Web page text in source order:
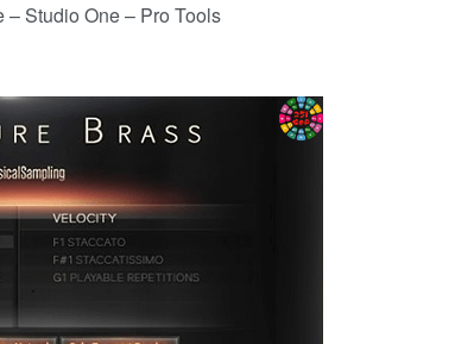
Studio One – Pro Tools